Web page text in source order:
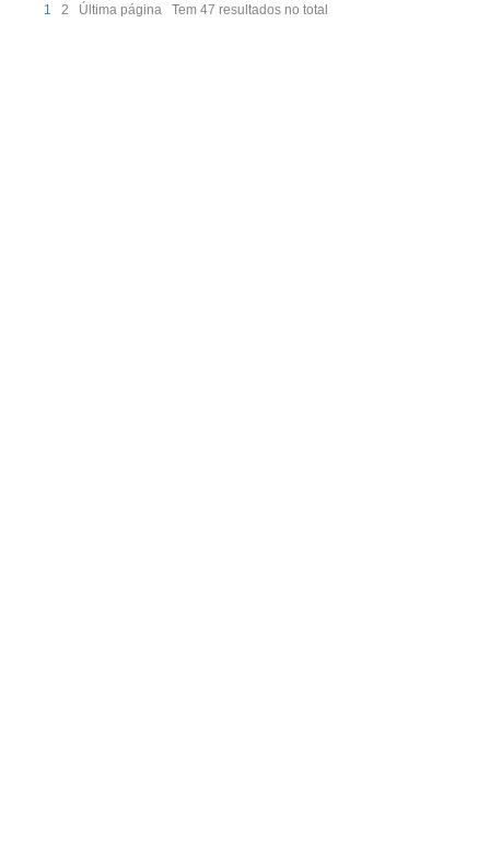
1 2 Última página Tem 47 resultados no total